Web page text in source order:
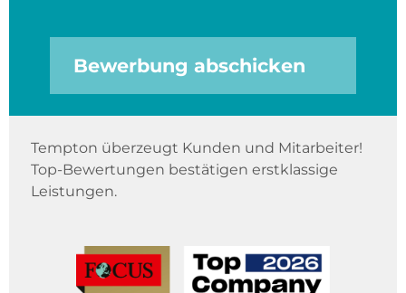
Bewerbung abschicken
Tempton überzeugt Kunden und Mitarbeiter!
Top-Bewertungen bestätigen erstklassige
Leistungen.